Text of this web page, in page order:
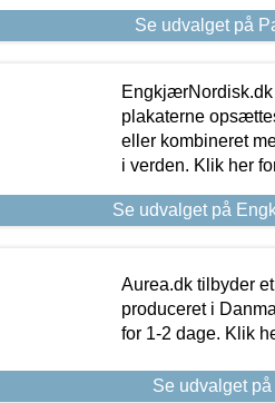
Se udvalget på
plakaterne
eller kombineret
i verden. Klik her
Se udvalget på
Aurea.dk tilbyder
produceret i
for 1-2 dage. Klik
Se udvalget